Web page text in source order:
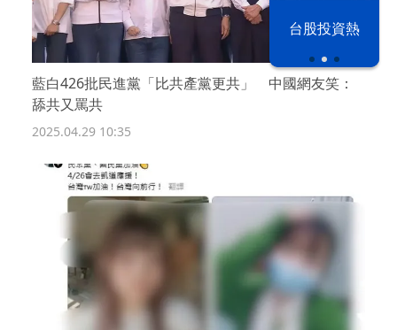
漢光42演習 台股投資熱
藍白426批民進黨「比共產黨更共」 中國網友笑：
舔共又罵共
2025.04.29 10:35